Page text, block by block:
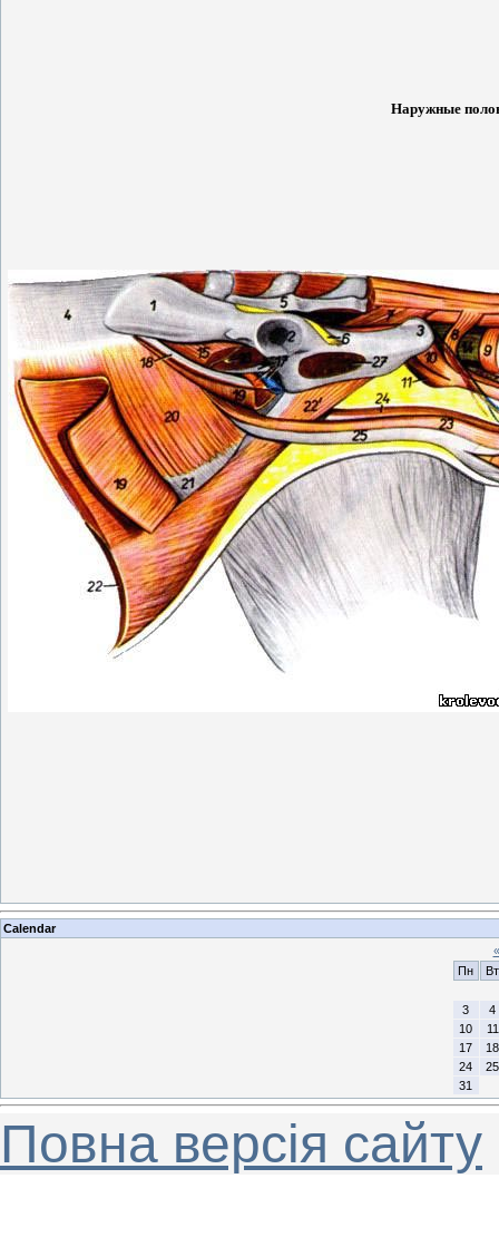
Наружные
Calendar
«
Пн
Вт
3
4
10
11
17
18
24
25
31
Повна версія сайту